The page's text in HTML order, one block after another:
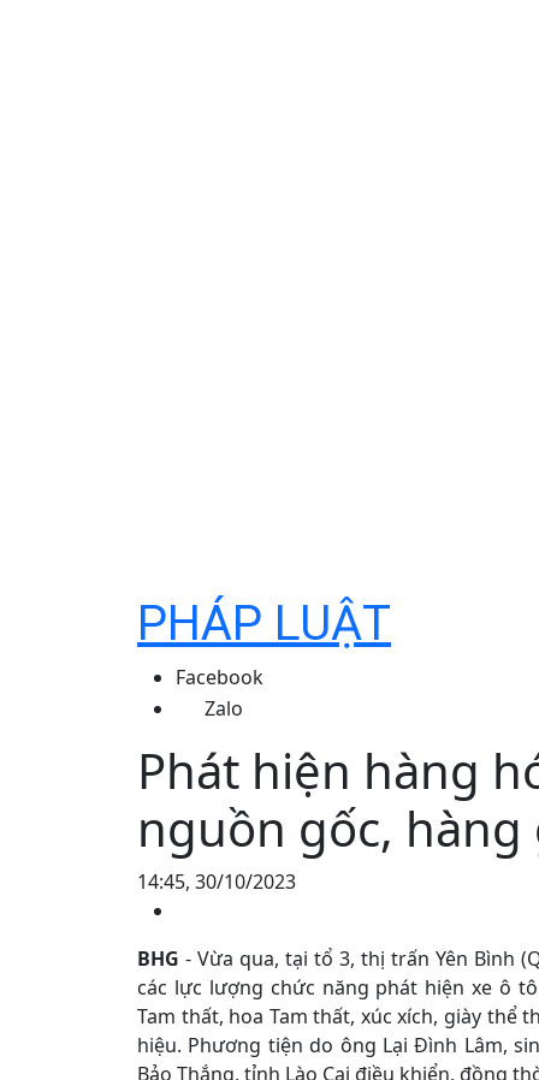
PHÁP LUẬT
Facebook
Zalo
Phát hiện hàng
nguồn gốc,
14:45, 30/10/2023
BHG - Vừa qua, tại tổ 3, thị trấn Yên Bình
các lực lượng chức năng phát hiện xe ô tô
Tam thất, hoa Tam thất, xúc xích, giày thể
hiệu. Phương tiện do ông Lại Đình Lâm,
Bảo Thắng, tỉnh Lào Cai điều khiển, đồng